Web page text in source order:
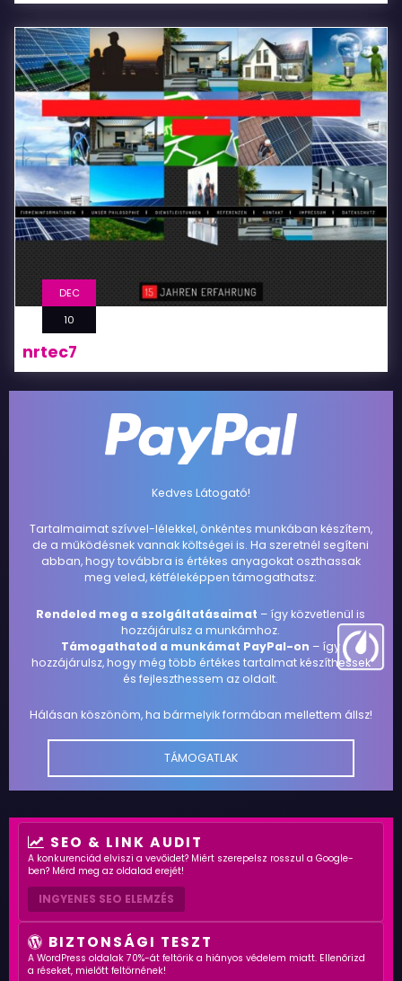
DEC
10
nrtec7
Kedves Látogató!
Tartalmaimat szívvel-lélekkel, önkéntes munkában készítem,
de a működésnek vannak költségei is. Ha szeretnél segíteni
abban, hogy továbbra is értékes anyagokat oszthassak
meg veled, kétféleképpen támogathatsz:
Rendeled meg a szolgáltatásaimat – így közvetlenül is
hozzájárulsz a munkámhoz.
Támogathatod a munkámat PayPal-on – így
hozzájárulsz, hogy még több értékes tartalmat készíthessek
és fejleszthessem az oldalt.
Hálásan köszönöm, ha bármelyik formában mellettem állsz!
TÁMOGATLAK
SEO & LINK AUDIT
A konkurenciád elviszi a vevőidet? Miért szerepelsz rosszul a Google-
ben? Mérd meg az oldalad erejét!
INGYENES SEO ELEMZÉS
BIZTONSÁGI TESZT
A WordPress oldalak 70%-át feltörik a hiányos védelem miatt. Ellenőrizd
a réseket, mielőtt feltörnének!